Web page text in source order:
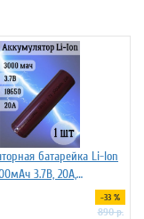
батарейка Li-Ion
3.7В, 20A,
незащищенный
-33 %
890 р.